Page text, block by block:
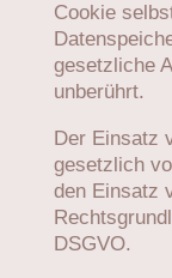
Cookie
gesetzliche
unberührt.
Der Einsatz
gesetzlich
den Einsatz
DSGVO.